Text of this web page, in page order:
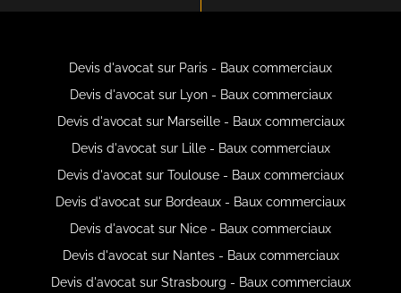
Devis d'avocat sur Paris - Baux commerciaux
Devis d'avocat sur Lyon - Baux commerciaux
Devis d'avocat sur Marseille - Baux commerciaux
Devis d'avocat sur Lille - Baux commerciaux
Devis d'avocat sur Toulouse - Baux commerciaux
Devis d'avocat sur Bordeaux - Baux commerciaux
Devis d'avocat sur Nice - Baux commerciaux
Devis d'avocat sur Nantes - Baux commerciaux
Devis d'avocat sur Strasbourg - Baux commerciaux